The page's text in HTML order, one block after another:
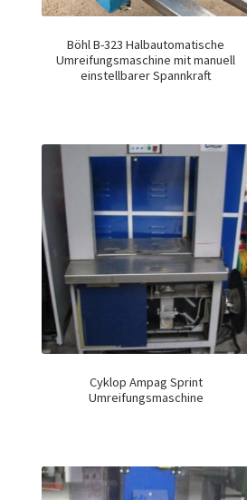
Böhl B-323 Halbautomatische
Umreifungsmaschine mit manuell
einstellbarer Spannkraft
Cyklop Ampag Sprint
Umreifungsmaschine